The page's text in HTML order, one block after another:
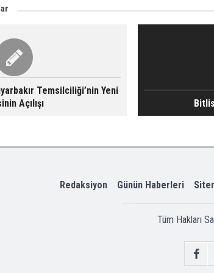
Temsilciliği’nin Yeni
Açılışı
Redaksiyon Günün Haberleri
Tüm Hakları